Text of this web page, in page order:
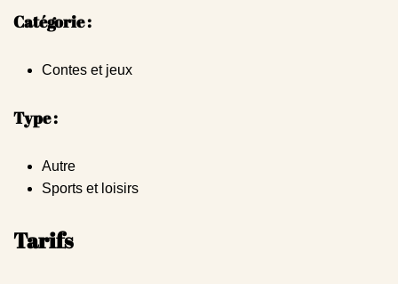
Catégorie :
Contes et jeux
Type :
Autre
Sports et loisirs
Tarifs